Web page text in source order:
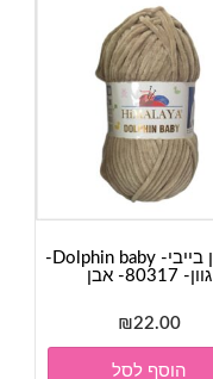
דולפין בייבי- Dolphin baby-
גוון- 80317- אבן
₪22.00
הוסף לסל